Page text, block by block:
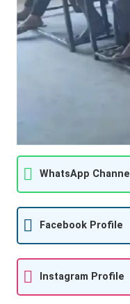
WhatsApp Channel
Facebook Profile
Instagram Profile